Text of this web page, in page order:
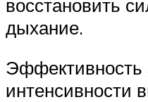
восстановить
дыхание.
Эффективность
интенсивности